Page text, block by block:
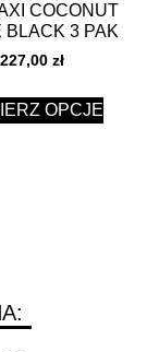
COCONUT
BLACK 3 PAK
227,00 zł
OPCJE